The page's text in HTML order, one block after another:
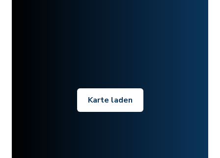
Karte laden